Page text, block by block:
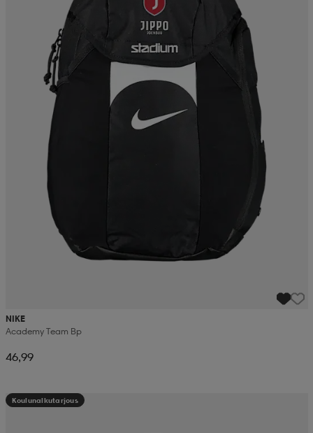
NIKE
Academy Team Bp
46,99
Koulunalkutarjous